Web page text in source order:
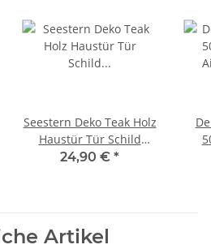
Seestern Deko Teak Holz
Haustür Tür Schild
Welcome mit Gecko
24,90 € *
Artikel